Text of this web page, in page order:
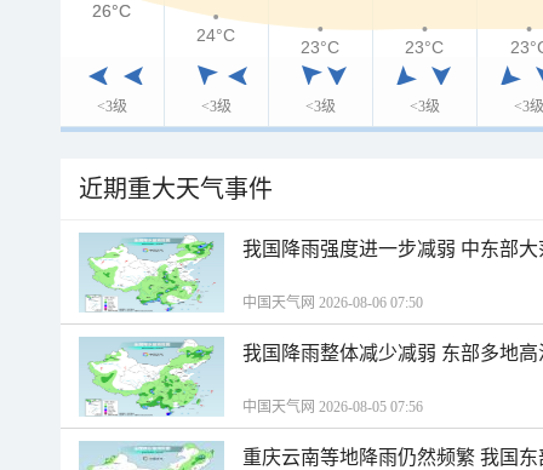
<3级 <3级 <3级 <3级 <3级
26°C
26°C
24°C
23°C 23°C
近期重大天气事件
我国降雨强度进一步减弱 中东部
中国天气网 2026-08-06 07:50
我国降雨整体减少减弱 东部多地
中国天气网 2026-08-05 07:56
重庆云南等地降雨仍然频繁 我国